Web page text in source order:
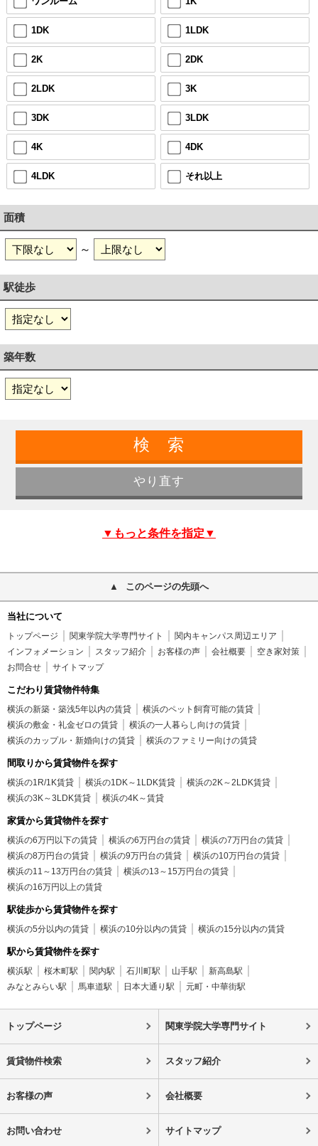
1DK 1LDK
2K 2DK
2LDK 3K
3DK 3LDK
4K 4DK
4LDK それ以上
面積
～
駅徒歩
築年数
▼もっと条件を指定▼
このページの先頭へ
当社について
トップページ 関東学院大学専門サイト
関内キャンパス周辺エリア
インフォメーション
スタッフ紹介 お客様の声 会社概要
空き家対策
お問合せ
サイトマップ
こだわり賃貸物件特集
横浜の新築・築浅5年以内の賃貸
横浜のペット飼育可能の賃貸
横浜の敷金・礼金ゼロの賃貸
横浜の一人暮らし向けの賃貸
横浜のカップル・新婚向けの賃貸
横浜のファミリー向けの賃貸
間取りから賃貸物件を探す
横浜の1R/1K賃貸 横浜の1DK～1LDK賃貸
横浜の2K～2LDK賃貸
横浜の3K～3LDK賃貸
横浜の4K～賃貸
家賃から賃貸物件を探す
横浜の6万円以下の賃貸 横浜の6万円台の賃貸
横浜の7万円台の賃貸
横浜の8万円台の賃貸
横浜の9万円台の賃貸
横浜の10万円台の賃貸
横浜の11～13万円台の賃貸
横浜の13～15万円台の賃貸
横浜の16万円以上の賃貸
駅徒歩から賃貸物件を探す
横浜の5分以内の賃貸 横浜の10分以内の賃貸 横浜の15分以内の賃貸
駅から賃貸物件を探す
横浜駅 桜木町駅 関内駅 石川町駅 山手駅
新高島駅
みなとみらい駅
馬車道駅 日本大通り駅 元町・中華街駅
トップページ 関東学院大学専門サイト
賃貸物件検索 スタッフ紹介
お客様の声 会社概要
お問い合わせ サイトマップ